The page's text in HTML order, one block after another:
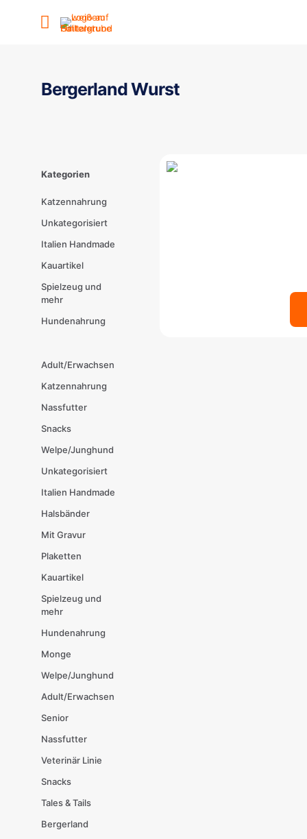
Bergerland Wurst
Kategorien
Katzennahrung
Unkategorisiert
Italien Handmade
Kauartikel
Spielzeug und
mehr
Hundenahrung
Adult/Erwachsen
Katzennahrung
Nassfutter
Snacks
Welpe/Junghund
Unkategorisiert
Italien Handmade
Halsbänder
Mit Gravur
Plaketten
Kauartikel
Spielzeug und
mehr
Hundenahrung
Monge
Welpe/Junghund
Adult/Erwachsen
Senior
Nassfutter
Veterinär Linie
Snacks
Tales & Tails
Bergerland